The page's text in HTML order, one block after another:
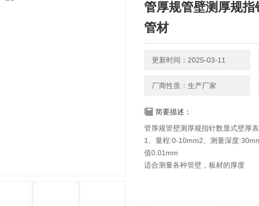
管厚规管壁测厚规指
管材
更新时间：2025-03-11
厂商性质：生产厂家
简要描述：
管厚规管壁测厚规指针数显式壁厚
1、量程:0-10mm2、测量深度
值0.01mm
适合测量各种管壁，板材的厚度